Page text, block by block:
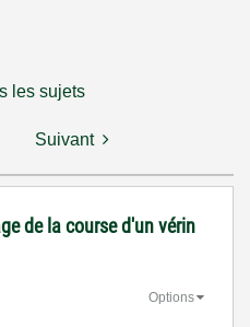
les sujets
Suivant
de la course d'un vérin
Options